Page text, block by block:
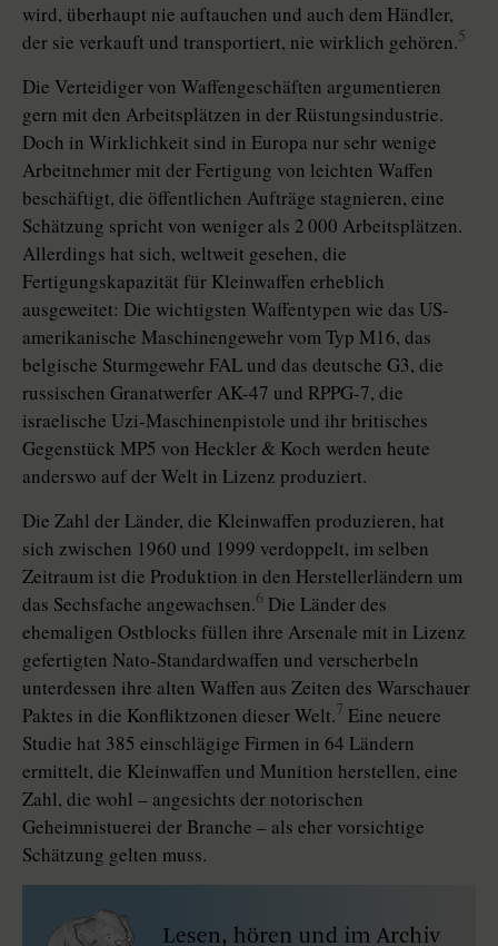
wird, überhaupt nie auftauchen und auch dem Händler,
der sie verkauft und transportiert, nie wirklich gehören.5
Die Verteidiger von Waffengeschäften argumentieren
gern mit den Arbeitsplätzen in der Rüstungsindustrie.
Doch in Wirklichkeit sind in Europa nur sehr wenige
Arbeitnehmer mit der Fertigung von leichten Waffen
beschäftigt, die öffentlichen Aufträge stagnieren, eine
Schätzung spricht von weniger als 2 000 Arbeitsplätzen.
Allerdings hat sich, weltweit gesehen, die
Fertigungskapazität für Kleinwaffen erheblich
ausgeweitet: Die wichtigsten Waffentypen wie das US-
amerikanische Maschinengewehr vom Typ M16, das
belgische Sturmgewehr FAL und das deutsche G3, die
russischen Granatwerfer AK-47 und RPPG-7, die
israelische Uzi-Maschinenpistole und ihr britisches
Gegenstück MP5 von Heckler & Koch werden heute
anderswo auf der Welt in Lizenz produziert.
Die Zahl der Länder, die Kleinwaffen produzieren, hat
sich zwischen 1960 und 1999 verdoppelt, im selben
Zeitraum ist die Produktion in den Herstellerländern um
das Sechsfache angewachsen.6 Die Länder des
ehemaligen Ostblocks füllen ihre Arsenale mit in Lizenz
gefertigten Nato-Standardwaffen und verscherbeln
unterdessen ihre alten Waffen aus Zeiten des Warschauer
Paktes in die Konfliktzonen dieser Welt.7 Eine neuere
Studie hat 385 einschlägige Firmen in 64 Ländern
ermittelt, die Kleinwaffen und Munition herstellen, eine
Zahl, die wohl – angesichts der notorischen
Geheimnistuerei der Branche – als eher vorsichtige
Schätzung gelten muss.